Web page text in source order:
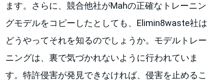
ます。さらに、競合他社がMahの正確なトレーニン
グモデルをコピーしたとしても、Elimin8waste社は
どうやってそれを知るのでしょうか。モデルトレー
ニングは、裏で気づかれないように行われていま
す。特許侵害が発見できなければ、侵害を止めるこ